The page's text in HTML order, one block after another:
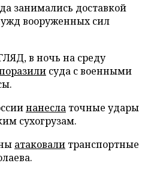
занимались доставкой
вооруженных сил
в ночь на среду
суда с военными
нанесла точные удары
сухогрузам.
атаковали транспортные